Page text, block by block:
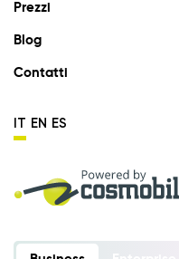
Prezzi
Blog
Contatti
IT EN ES